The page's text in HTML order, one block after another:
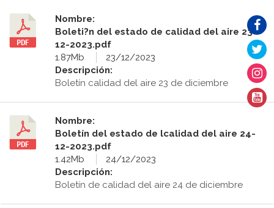
Nombre:
Boleti?n del estado de calidad del aire 23-
12-2023.pdf
1.87Mb
23/12/2023
Descripción:
Boletín calidad del aire 23 de diciembre
Nombre:
Boletín del estado de lcalidad del aire 24-
12-2023.pdf
1.42Mb
24/12/2023
Descripción:
Boletín de calidad del aire 24 de diciembre